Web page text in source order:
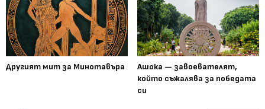
Другият мит за Минотавъра
Ашока — завоевателят,
който съжалява за победата
си